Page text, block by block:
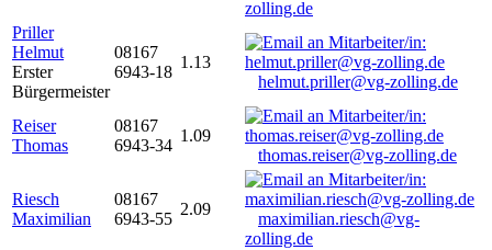
zolling.de
Priller
Helmut
Erster
Bürgermeister
08167
6943-18
1.13
helmut.priller@vg-zolling.de
Reiser
Thomas
08167
6943-34
1.09
thomas.reiser@vg-zolling.de
Riesch
Maximilian
08167
6943-55
2.09
maximilian.riesch@vg-
zolling.de